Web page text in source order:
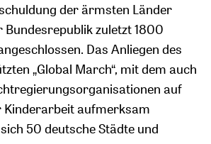
der ärmsten Länder
Bundesrepublik zuletzt 1800
Das Anliegen des
„Global March“, mit dem auch
auf
Kinderarbeit aufmerksam
50 deutsche Städte und